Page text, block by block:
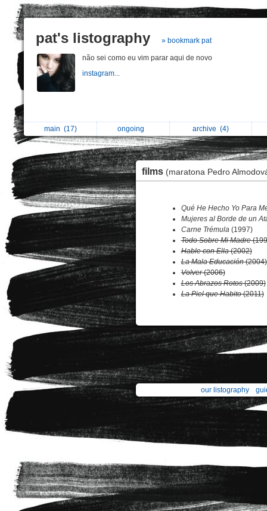
pat's listography » bookmark pat
não sei como eu vim parar aqui de novo
instagram...
main (17) ongoing archive (4)
films (maratona Pedro
Qué He Hecho Yo Para
Mujeres al Borde de un
Carne Trémula (1997)
Todo Sobre Mi Madre
Hable con Ella(2002)
La Mala Educación(2004)
Volver(2006)
Los Abrazos Rotos(2009)
La Piel que Habito(2011)
our listography